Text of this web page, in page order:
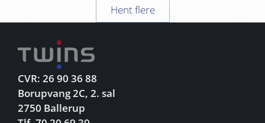
Hent flere
CVR: 26 90 36 88
Borupvang 2C, 2. sal
2750 Ballerup